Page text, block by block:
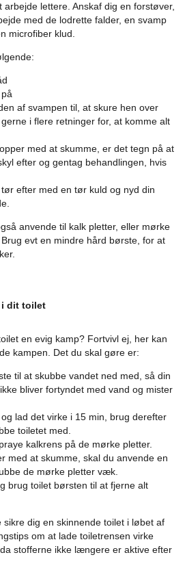
lettere. Anskaf dig en forstøver,
med de lodrette falder, en svamp
microfiber klud.
af svampen til, at skure hen over
i flere retninger for, at komme alt
med at skumme, er det tegn på at
efter og gentag behandlingen, hvis
efter med en tør kuld og nyd din
anvende til kalk pletter, eller mørke
evt en mindre hård børste, for at
i dit toilet
en evig kamp? Fortvivl ej, her kan
kampen. Det du skal gøre er:
til at skubbe vandet ned med, så din
bliver fortyndet med vand og mister
lad det virke i 15 min, brug derefter
toiletet med.
kalkrens på de mørke pletter.
med at skumme, skal du anvende en
de mørke pletter væk.
brug toilet børsten til at fjerne alt
sikre dig en skinnende toilet i løbet af
om at lade toiletrensen virke
stofferne ikke længere er aktive efter